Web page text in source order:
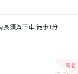
長須賀下車 徒歩1分